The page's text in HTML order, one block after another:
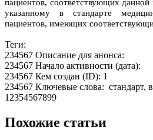
пациентов, соответствующих
указанному в стандарте
пациентов, имеющих
Теги:
234567 Описание для анонса:
234567 Начало активности (дата):
234567 Кем создан (ID): 1
234567 Ключевые слова: стандарт,
12354567899
Похожие статьи